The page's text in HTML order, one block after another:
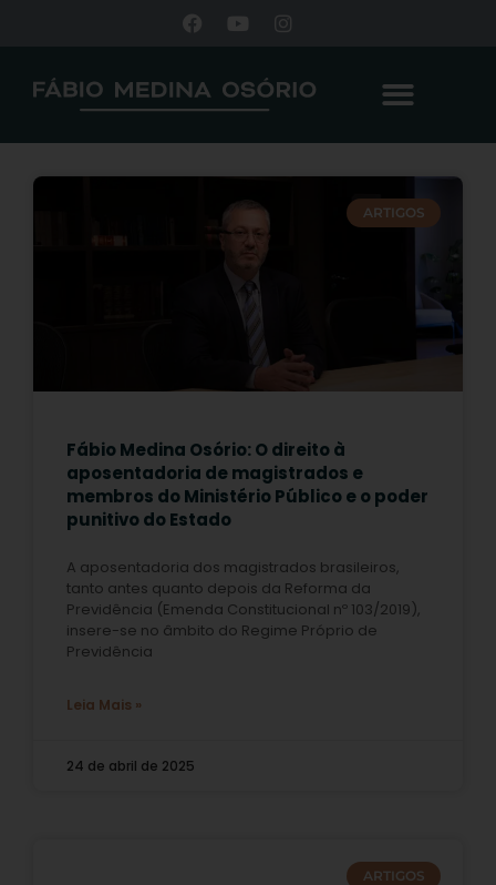
ARTIGOS
Fábio Medina Osório: O direito à
aposentadoria de magistrados e
membros do Ministério Público e o poder
punitivo do Estado
A aposentadoria dos magistrados brasileiros,
tanto antes quanto depois da Reforma da
Previdência (Emenda Constitucional nº 103/2019),
insere-se no âmbito do Regime Próprio de
Previdência
Leia Mais »
24 de abril de 2025
ARTIGOS